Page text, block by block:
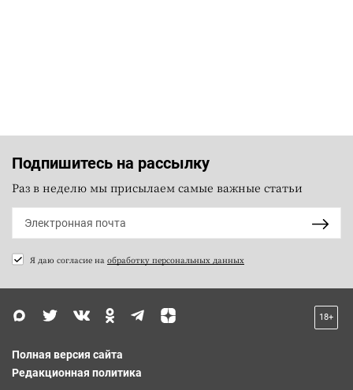
Подпишитесь на рассылку
Раз в неделю мы присылаем самые важные статьи
Я даю согласие на обработку персональных данных
18+
Полная версия сайта
Редакционная политика